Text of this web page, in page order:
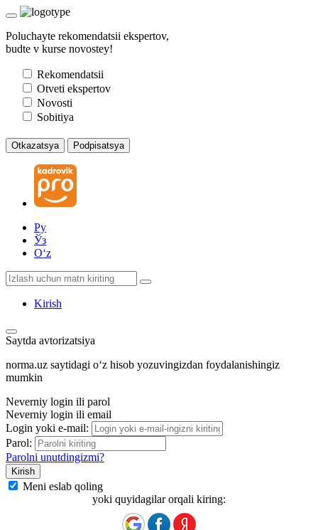
Poluchayte rekomendatsii ekspertov,
budte v kurse novostey!
Rekomendatsii
Otveti ekspertov
Novosti
Sobitiya
Otkazatsya Podpisatsya
Ру
Ўз
Oʻz
Kirish
Saytda avtorizatsiya
norma.uz saytidagi oʻz hisob yozuvingizdan foydalanishingiz
mumkin
Neverniy login ili parol
Neverniy login ili email
Login yoki e-mail:
Parol:
Parolni unutdingizmi?
Meni eslab qoling
yoki quyidagilar orqali kiring: